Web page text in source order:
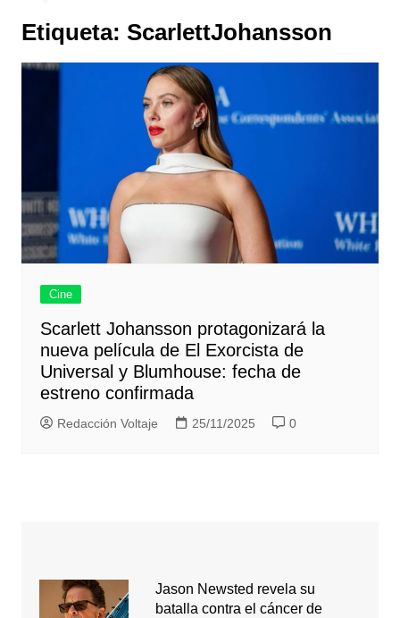
Etiqueta: ScarlettJohansson
Cine
Scarlett Johansson protagonizará la
nueva película de El Exorcista de
Universal y Blumhouse: fecha de
estreno confirmada
Redacción Voltaje 25/11/2025 0
Jason Newsted revela su
batalla contra el cáncer de